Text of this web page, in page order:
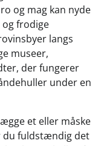
og mag kan nyde
frodige
langs
museer,
der fungerer
under en
et eller måske
du fuldstændig det